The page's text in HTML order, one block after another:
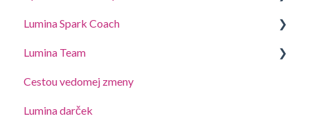
Pre účastníkov
Pre konzultantov
Lumina Spark Coach
Guides and Demos
Spark Coach
Spark Coach Plus
Lumina Team
Vytvorte, zobrazte alebo upravte tím
Ďalšie funkcie Lumina Team
Cestou vedomej zmeny
Lumina darček